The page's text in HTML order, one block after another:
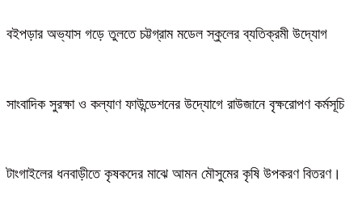
বইপড়ার অভ্যাস গড়ে তুলতে চট্টগ্রাম মডেল স্কুলের ব্যতিক্রমী উদ্যোগ
সাংবাদিক সুরক্ষা ও কল্যাণ ফাউন্ডেশনের উদ্যোগে রাউজানে বৃক্ষরোপণ কর্মসূচি
টাংগাইলের ধনবাড়ীতে কৃষকদের মাঝে আমন মৌসুমের কৃষি উপকরণ বিতরণ।